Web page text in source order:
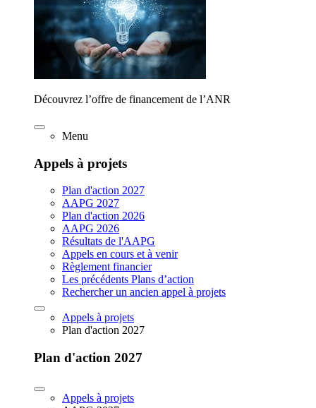
Découvrez l’offre de financement de l’ANR
Menu
Appels à projets
Plan d'action 2027
AAPG 2027
Plan d'action 2026
AAPG 2026
Résultats de l'AAPG
Appels en cours et à venir
Règlement financier
Les précédents Plans d’action
Rechercher un ancien appel à projets
Appels à projets
Plan d'action 2027
Plan d'action 2027
Appels à projets